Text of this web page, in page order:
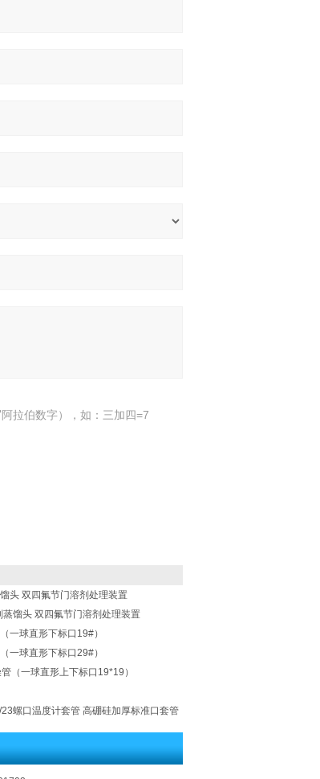
拉伯数字），如：三加四=7
头 双四氟节门溶剂处理装置
馏头 双四氟节门溶剂处理装置
一球直形下标口19#）
一球直形下标口29#）
（一球直形上下标口19*19）
螺口温度计套管 高硼硅加厚标准口套管